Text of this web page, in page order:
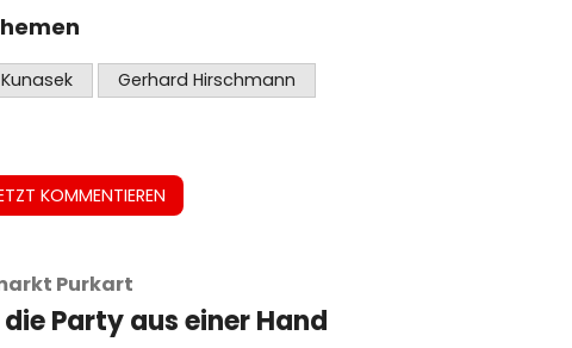
aus der Umgebung zu erreichen....
Gerhard Hirschmann
KOMMENTIEREN
Purkart
Party aus einer Hand